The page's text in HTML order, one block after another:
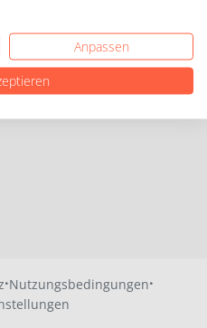
·Nutzungsbedingungen·
Anpassen